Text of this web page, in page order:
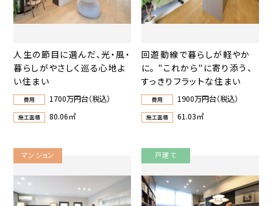
人生の節目に選んだ、光・風・
暮らしがやさしく巡る心地よ
い住まい
費用 1700万円台（税込）
施工面積 80.06㎡
回遊動線で暮らしが軽やか
に。 "これから"に寄り添う、
すっきりフラットな住まい
費用 1900万円台（税込）
施工面積 61.03㎡
マンション 戸建て